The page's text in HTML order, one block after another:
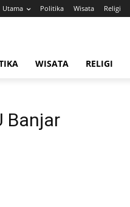
Utama Politika Wisata Religi
WISATA RELIGI
Banjar